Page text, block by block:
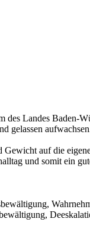
Landes Baden-
gelassen
Gewicht auf die
und somit ein